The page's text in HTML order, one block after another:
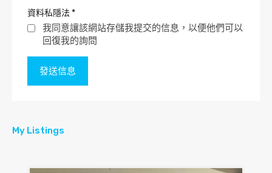
資料私隱法*
我同意讓該網站存儲我提交的信息，以便他們可以
回復我的詢問
My Listings